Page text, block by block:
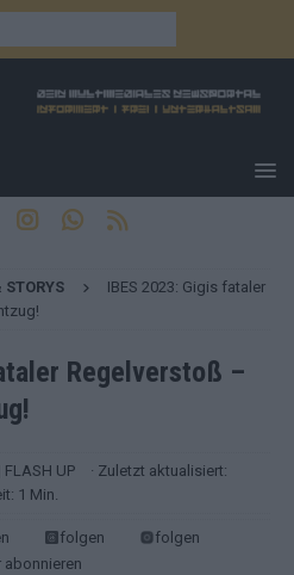
STORYS
IBES 2023: Gigis fataler
Regelverstoß –
UP
· Zuletzt aktualisiert:
1 Min.
folgen
folgen
abonnieren